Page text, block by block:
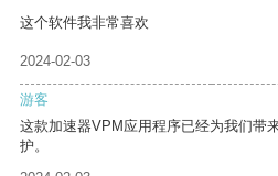
这个软件我非常喜欢
2024-02-03
游客
这款加速器VPM应用程序已经为我们带
护。